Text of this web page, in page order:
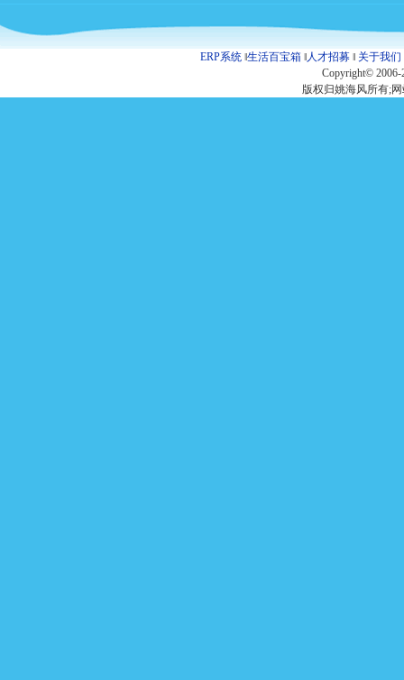
ERP系统 ‖生活百宝箱 ‖人才招募 ‖ 关于我们
Copyright© 2006-
版权归姚海风所有;